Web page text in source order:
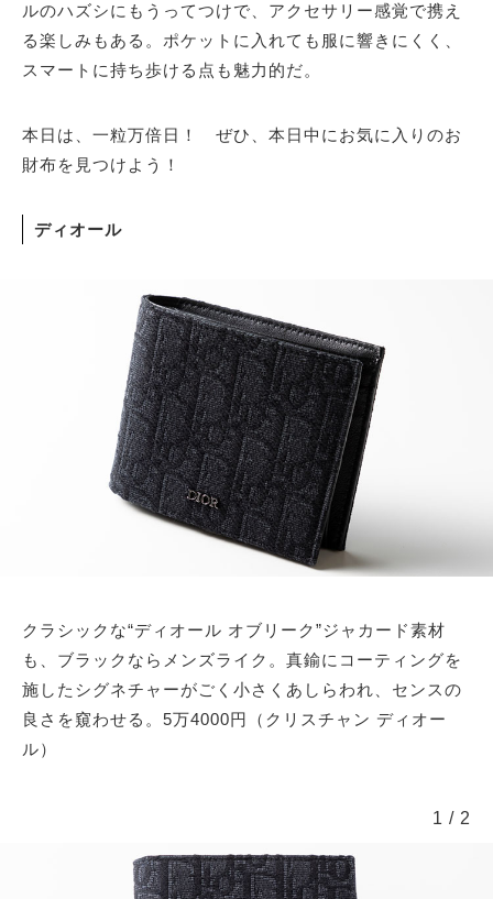
ルのハズシにもうってつけで、アクセサリー感覚で携え
る楽しみもある。ポケットに入れても服に響きにくく、
スマートに持ち歩ける点も魅力的だ。
本日は、一粒万倍日！ ぜひ、本日中にお気に入りのお
財布を見つけよう！
ディオール
クラシックな“ディオール オブリーク”ジャカード素材
も、ブラックならメンズライク。真鍮にコーティングを
施したシグネチャーがごく小さくあしらわれ、センスの
良さを窺わせる。5万4000円（クリスチャン ディオー
ル）
1 / 2